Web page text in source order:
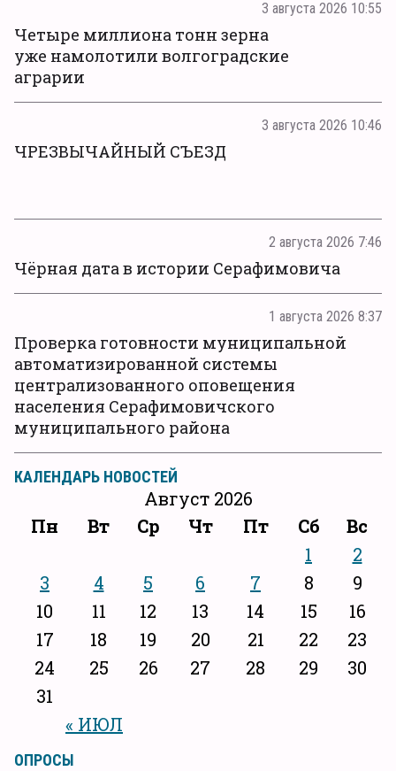
3 августа 2026 10:55
Четыре миллиона тонн зерна
уже намолотили волгоградские
аграрии
3 августа 2026 10:46
ЧРЕЗВЫЧАЙНЫЙ СЪЕЗД
2 августа 2026 7:46
Чёрная дата в истории Серафимовича
1 августа 2026 8:37
Проверка готовности муниципальной
автоматизированной системы
централизованного оповещения
населения Серафимовичского
муниципального района
КАЛЕНДАРЬ НОВОСТЕЙ
Август 2026
Пн
Вт Ср Чт Пт Сб Вс
« ИЮЛ
1
2
3
4 5 6 7 8
9
10
11 12 13 14 15
16
17
18 19 20 21 22
23
24
25 26 27 28 29
30
31
ОПРОСЫ